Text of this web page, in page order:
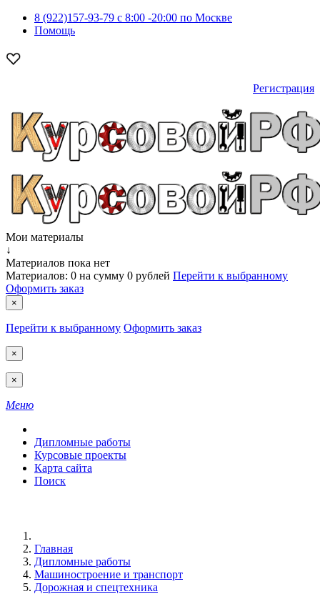
8 (922)157-93-79 c 8:00 -20:00 по Москве
Помощь
Регистрация
Мои материалы
↓
Материалов пока нет
Материалов: 0 на сумму 0 рублей Перейти к выбранному
Оформить заказ
×
Перейти к выбранному Оформить заказ
×
×
Меню
Дипломные работы
Курсовые проекты
Карта сайта
Поиск
Главная
Дипломные работы
Машиностроение и транспорт
Дорожная и спецтехника